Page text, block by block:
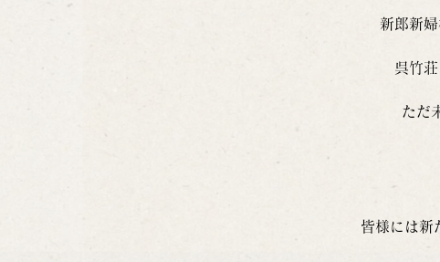
新郎新
呉竹
ただ
皆様には新